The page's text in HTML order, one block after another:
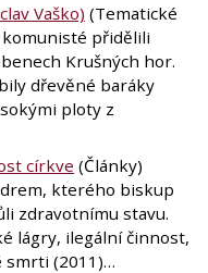
Vaško) (Tematické
přidělili
Krušných hor.
dřevěné baráky
ploty z
církve (Články)
kterého biskup
zdravotnímu stavu.
lágry, ilegální činnost,
smrti (2011)…